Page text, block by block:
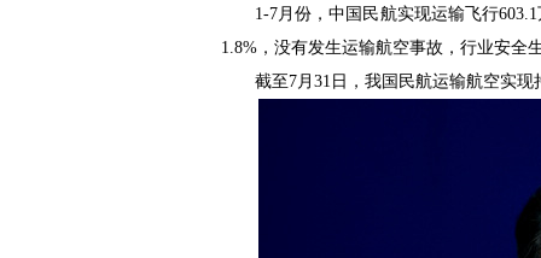
1-7月份，中国民航实现运输飞行
1.8%，没有发生运输航空事故，行业安全
截至7月31日，我国民航运输航空实